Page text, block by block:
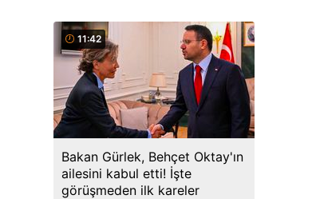
11:42
Bakan Gürlek, Behçet Oktay'ın
ailesini kabul etti! İşte
görüşmeden ilk kareler